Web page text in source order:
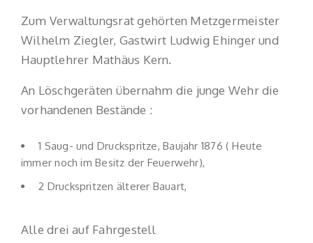
Zum Verwaltungsrat gehörten Metzgermeister
Wilhelm Ziegler, Gastwirt Ludwig Ehinger und
Hauptlehrer Mathäus Kern.
An Löschgeräten übernahm die junge Wehr die
vorhandenen Bestände :
1 Saug- und Druckspritze, Baujahr 1876 ( Heute
immer noch im Besitz der Feuerwehr),
2 Druckspritzen älterer Bauart,
Alle drei auf Fahrgestell